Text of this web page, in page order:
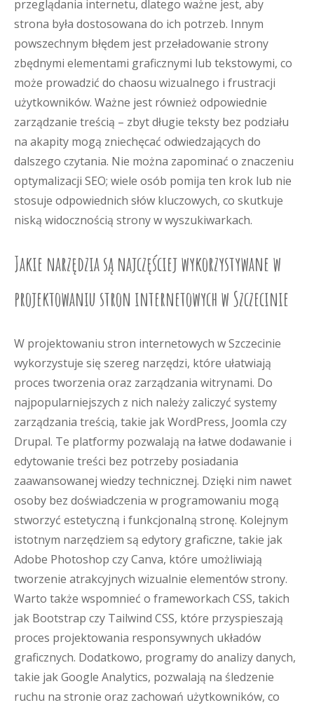
przeglądania internetu, dlatego ważne jest, aby
strona była dostosowana do ich potrzeb. Innym
powszechnym błędem jest przeładowanie strony
zbędnymi elementami graficznymi lub tekstowymi, co
może prowadzić do chaosu wizualnego i frustracji
użytkowników. Ważne jest również odpowiednie
zarządzanie treścią – zbyt długie teksty bez podziału
na akapity mogą zniechęcać odwiedzających do
dalszego czytania. Nie można zapominać o znaczeniu
optymalizacji SEO; wiele osób pomija ten krok lub nie
stosuje odpowiednich słów kluczowych, co skutkuje
niską widocznością strony w wyszukiwarkach.
Jakie narzędzia są najczęściej wykorzystywane w
projektowaniu stron internetowych w Szczecinie
W projektowaniu stron internetowych w Szczecinie
wykorzystuje się szereg narzędzi, które ułatwiają
proces tworzenia oraz zarządzania witrynami. Do
najpopularniejszych z nich należy zaliczyć systemy
zarządzania treścią, takie jak WordPress, Joomla czy
Drupal. Te platformy pozwalają na łatwe dodawanie i
edytowanie treści bez potrzeby posiadania
zaawansowanej wiedzy technicznej. Dzięki nim nawet
osoby bez doświadczenia w programowaniu mogą
stworzyć estetyczną i funkcjonalną stronę. Kolejnym
istotnym narzędziem są edytory graficzne, takie jak
Adobe Photoshop czy Canva, które umożliwiają
tworzenie atrakcyjnych wizualnie elementów strony.
Warto także wspomnieć o frameworkach CSS, takich
jak Bootstrap czy Tailwind CSS, które przyspieszają
proces projektowania responsywnych układów
graficznych. Dodatkowo, programy do analizy danych,
takie jak Google Analytics, pozwalają na śledzenie
ruchu na stronie oraz zachowań użytkowników, co